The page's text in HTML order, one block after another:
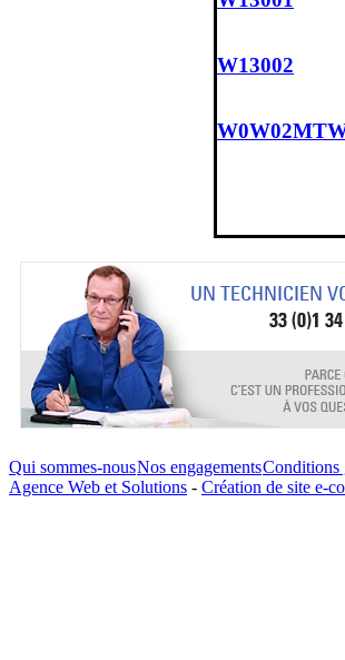
W13002
Qui sommes-nousNos engagementsConditions
Agence Web et Solutions - Création de site e-